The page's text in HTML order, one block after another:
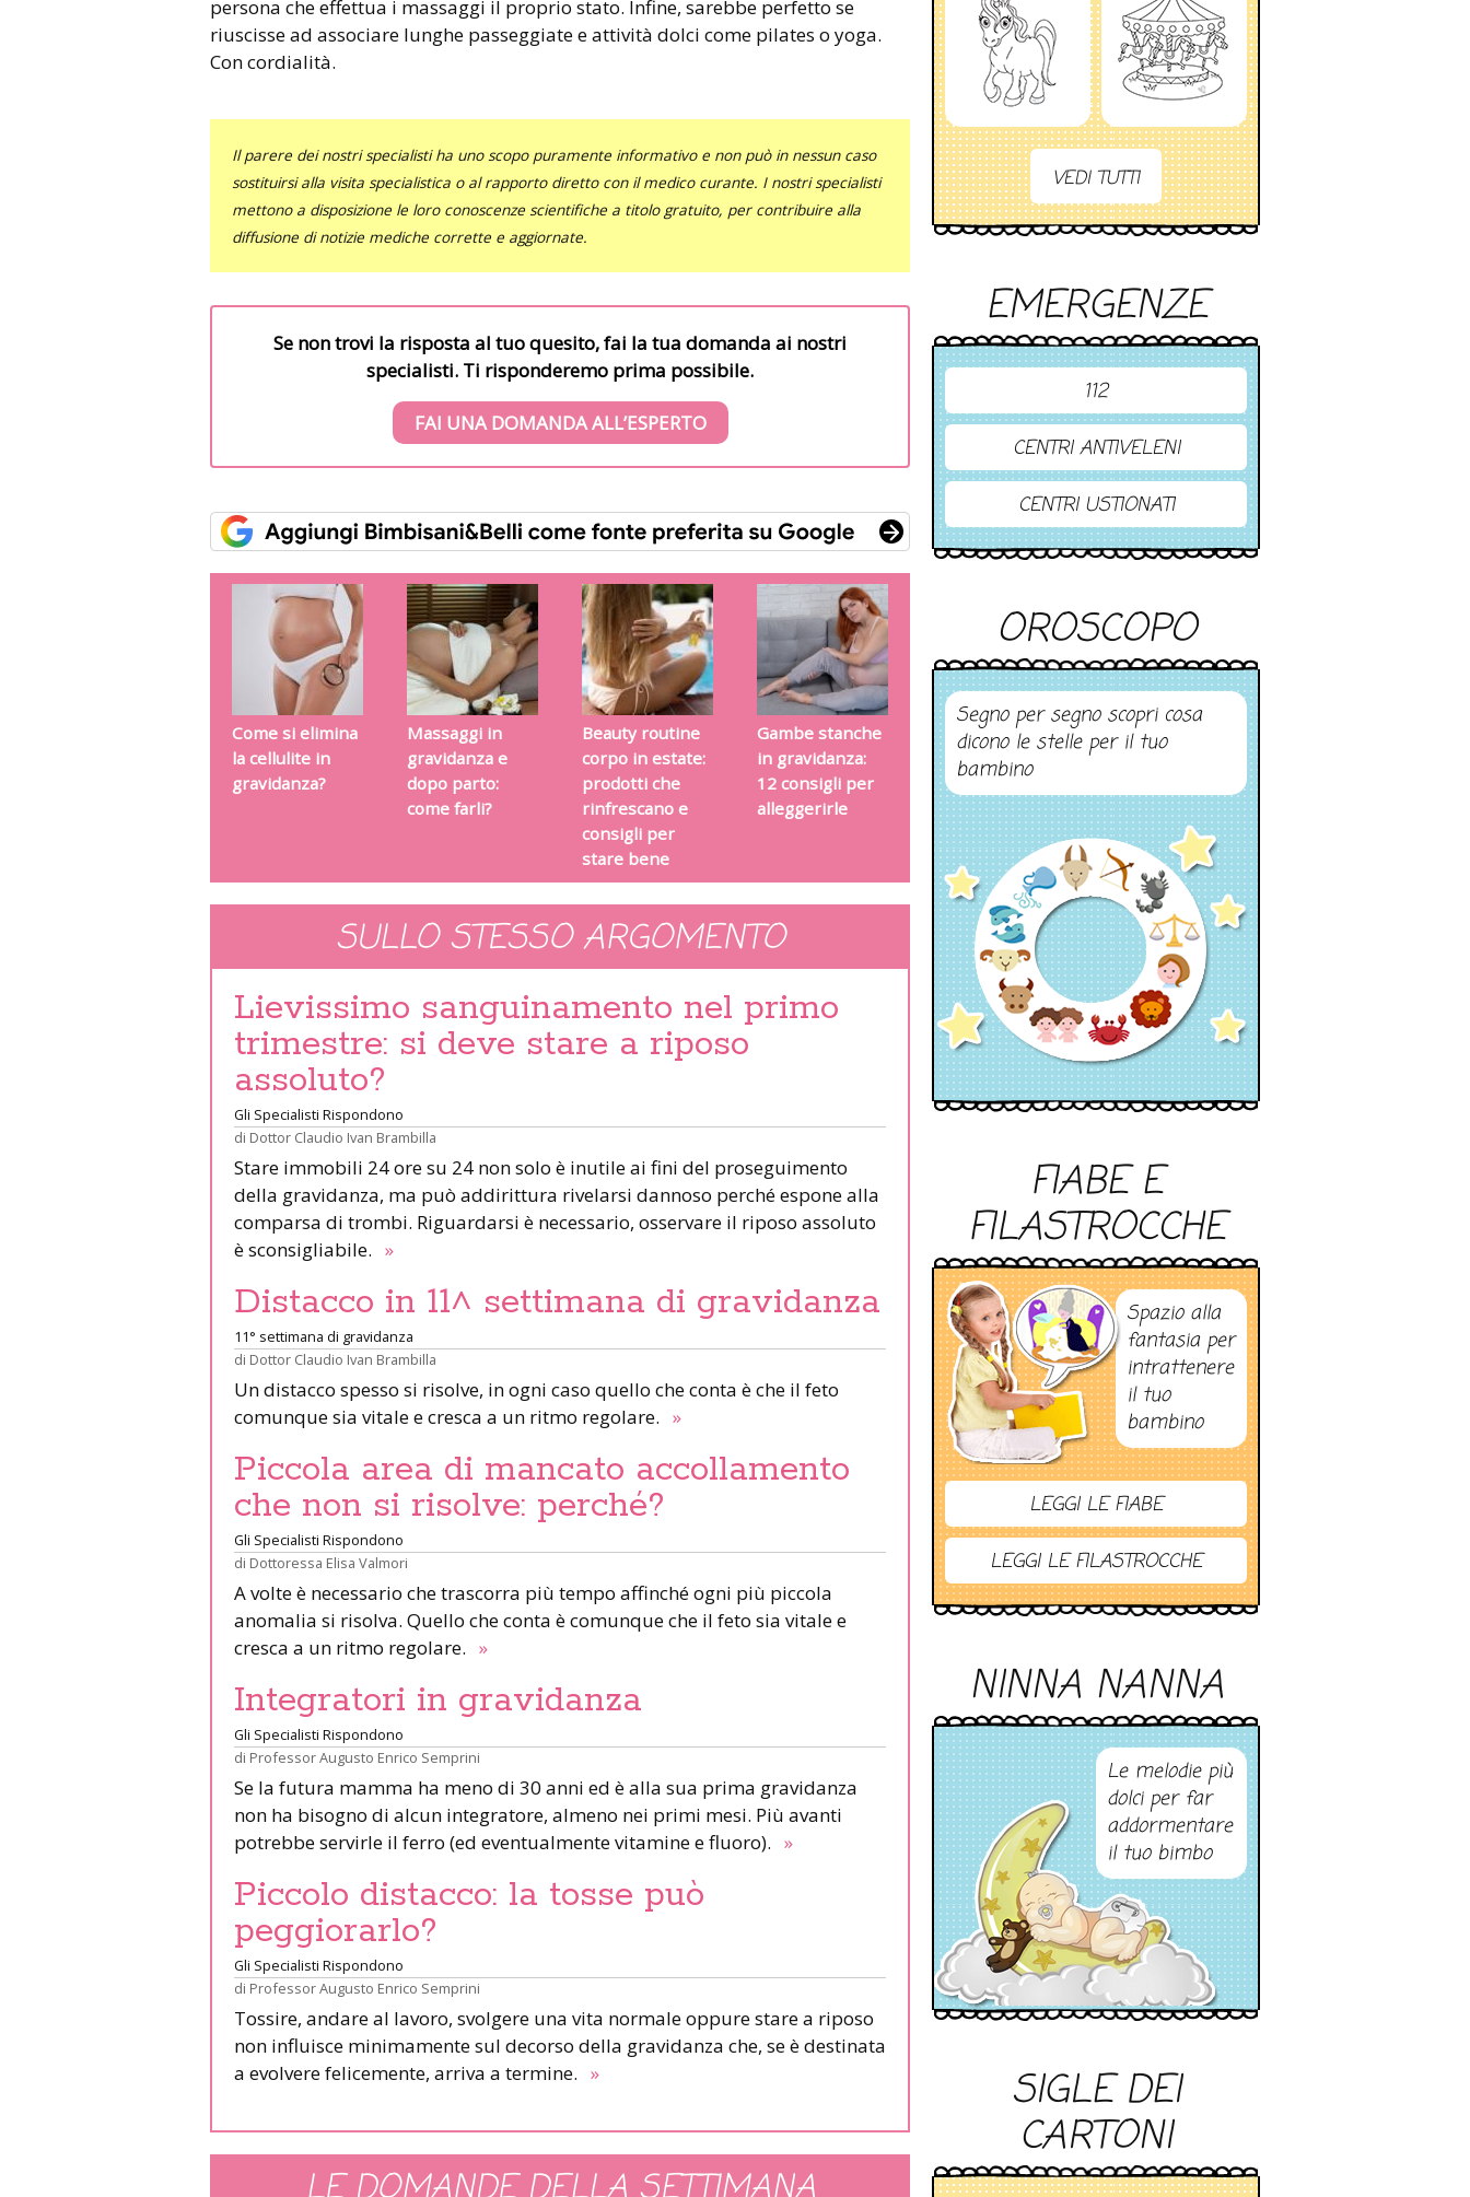
persona che effettua i massaggi il proprio stato. Infine, sarebbe perfetto se
riuscisse ad associare lunghe passeggiate e attività dolci come pilates o yoga.
Con cordialità.
Il parere dei nostri specialisti ha uno scopo puramente informativo e non può in nessun caso
sostituirsi alla visita specialistica o al rapporto diretto con il medico curante. I nostri specialisti
mettono a disposizione le loro conoscenze scientifiche a titolo gratuito, per contribuire alla
diffusione di notizie mediche corrette e aggiornate.
Se non trovi la risposta al tuo quesito, fai la tua domanda ai nostri
specialisti. Ti risponderemo prima possibile.
FAI UNA DOMANDA ALL’ESPERTO
Come si elimina
la cellulite in
gravidanza?
Massaggi in
gravidanza e
dopo parto:
come farli?
Beauty routine
corpo in estate:
prodotti che
rinfrescano e
consigli per
stare bene
Gambe stanche
in gravidanza:
12 consigli per
alleggerirle
SULLO STESSO ARGOMENTO
Lievissimo sanguinamento nel primo
trimestre: si deve stare a riposo
assoluto?
Gli Specialisti Rispondono
di Dottor Claudio Ivan Brambilla
Stare immobili 24 ore su 24 non solo è inutile ai fini del proseguimento
della gravidanza, ma può addirittura rivelarsi dannoso perché espone alla
comparsa di trombi. Riguardarsi è necessario, osservare il riposo assoluto
è sconsigliabile. »
Distacco in 11^ settimana di gravidanza
11° settimana di gravidanza
di Dottor Claudio Ivan Brambilla
Un distacco spesso si risolve, in ogni caso quello che conta è che il feto
comunque sia vitale e cresca a un ritmo regolare. »
Piccola area di mancato accollamento
che non si risolve: perché?
Gli Specialisti Rispondono
di Dottoressa Elisa Valmori
A volte è necessario che trascorra più tempo affinché ogni più piccola
anomalia si risolva. Quello che conta è comunque che il feto sia vitale e
cresca a un ritmo regolare. »
Integratori in gravidanza
Gli Specialisti Rispondono
di Professor Augusto Enrico Semprini
Se la futura mamma ha meno di 30 anni ed è alla sua prima gravidanza
non ha bisogno di alcun integratore, almeno nei primi mesi. Più avanti
potrebbe servirle il ferro (ed eventualmente vitamine e fluoro). »
Piccolo distacco: la tosse può
peggiorarlo?
Gli Specialisti Rispondono
di Professor Augusto Enrico Semprini
Tossire, andare al lavoro, svolgere una vita normale oppure stare a riposo
non influisce minimamente sul decorso della gravidanza che, se è destinata
a evolvere felicemente, arriva a termine. »
VEDI TUTTI
EMERGENZE
112
CENTRI ANTIVELENI
CENTRI USTIONATI
OROSCOPO
Segno per segno scopri cosa
dicono le stelle per il tuo
bambino
FIABE E
FILASTROCCHE
Spazio alla
fantasia per
intrattenere
il tuo
bambino
LEGGI LE FIABE
LEGGI LE FILASTROCCHE
NINNA NANNA
Le melodie più
dolci per far
addormentare
il tuo bimbo
SIGLE DEI
CARTONI